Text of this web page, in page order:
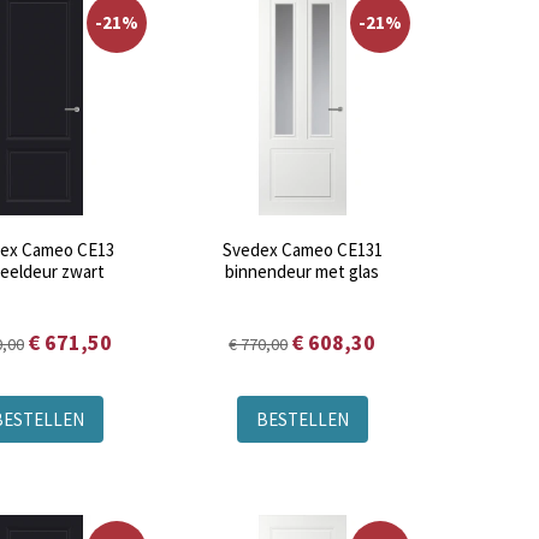
-21%
Cameo CE13
zwart
€ 671,50
-21%
Svedex Cameo CE131
binnendeur met glas
€ 770,00 € 608,30
BESTELLEN